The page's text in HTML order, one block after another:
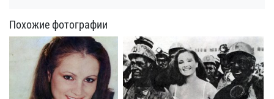
Похожие фотографии